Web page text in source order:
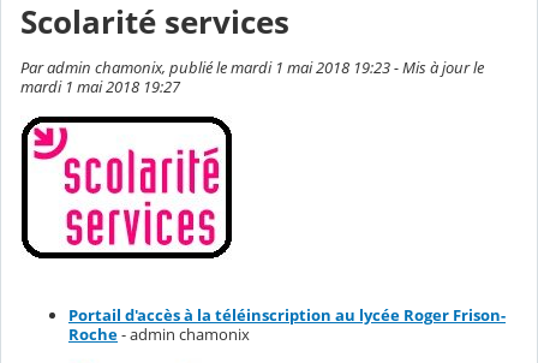
Scolarité services
Par admin chamonix, publié le mardi 1 mai 2018 19:23 - Mis à jour le
mardi 1 mai 2018 19:27
Portail d'accès à la téléinscription au lycée Roger Frison-
Roche- admin chamonix